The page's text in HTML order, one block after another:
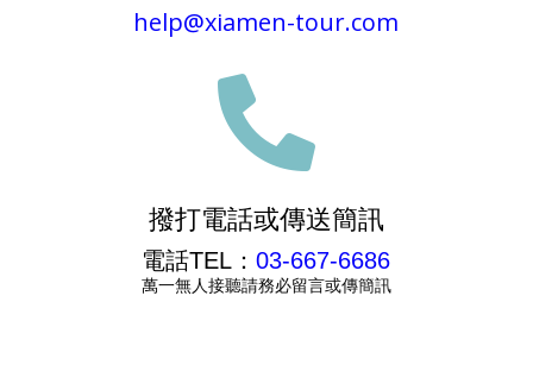
help@xiamen-tour.com

撥打電話或傳送簡訊
電話TEL：03-667-6686
萬一無人接聽請務必留言或傳簡訊